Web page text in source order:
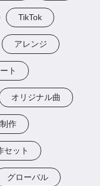
TikTok
アレンジ
ト
オリジナル曲
作
セット
グローバル